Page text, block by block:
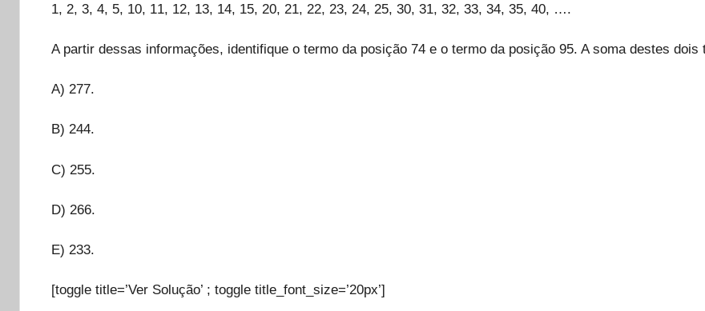
1, 2, 3, 4, 5, 10, 11, 12, 13, 14, 15, 20, 21, 22, 23, 24, 25, 30, 31, 32, 33, 34, 35, 40, ….
A partir dessas informações, identifique o termo da posição 74 e o termo da posição 95. A soma destes dois
A) 277.
B) 244.
C) 255.
D) 266.
E) 233.
[toggle title=’Ver Solução’ ; toggle title_font_size=’20px’]